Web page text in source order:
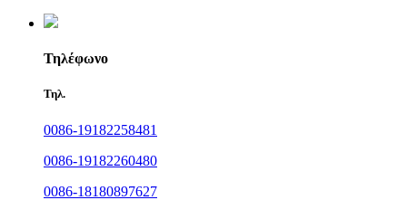
Τηλέφωνο
Τηλ.
0086-19182258481
0086-19182260480
0086-18180897627